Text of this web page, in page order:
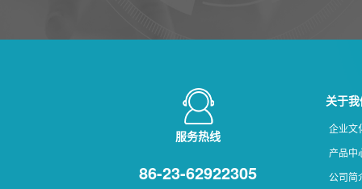
服务热线
86-23-62922305
关于
企业文
产品中
公司简